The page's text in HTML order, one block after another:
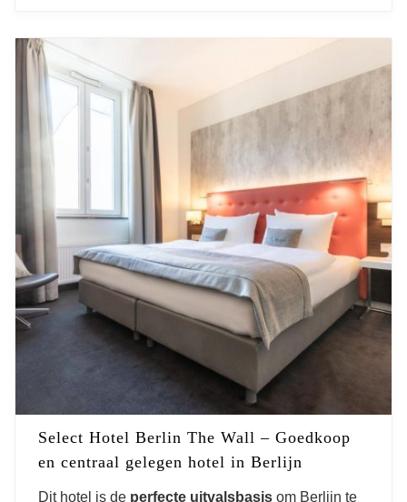
Select Hotel Berlin The Wall – Goedkoop
en centraal gelegen hotel in Berlijn
Dit hotel is de perfecte uitvalsbasis om Berlijn te